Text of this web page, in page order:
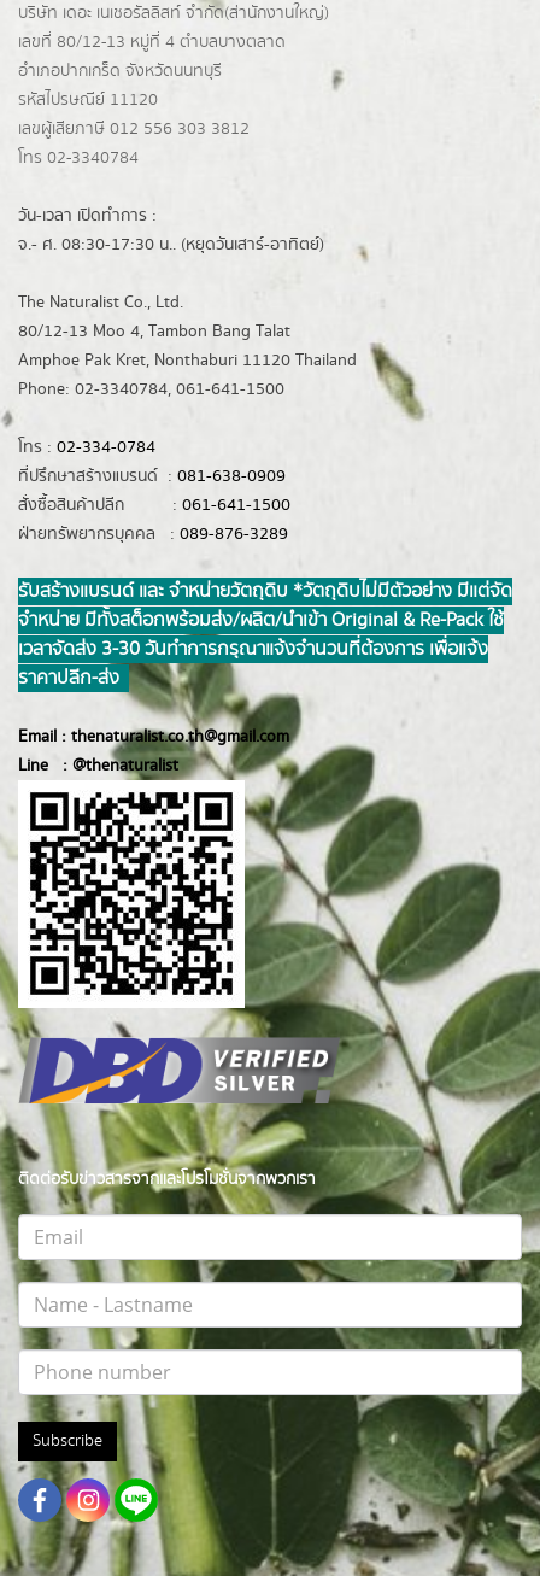
บริษัท เดอะ เนเชอรัลลิสท์ จำกัด(ส่านักงานใหญ่)
เลขที่ 80/12-13 หมู่ที่ 4 ตำบลบางตลาด
อำเภอปากเกร็ด จังหวัดนนทบุรี
รหัสไปรษณีย์ 11120
เลขผู้เสียภาษี 012 556 303 3812
โทร 02-3340784
วัน-เวลา เปิดทำการ :
จ.- ศ. 08:30-17:30 น.. (หยุดวันเสาร์-อาทิตย์)
The Naturalist Co., Ltd.
80/12-13 Moo 4, Tambon Bang Talat
Amphoe Pak Kret, Nonthaburi 11120 Thailand
Phone: 02-3340784, 061-641-1500
โทร : 02-334-0784
ที่ปรึกษาสร้างแบรนด์ : 081-638-0909
สั่งซื้อสินค้าปลีก : 061-641-1500
ฝ่ายทรัพยากรบุคคล : 089-876-3289
รับสร้างแบรนด์ และ จำหน่ายวัตถุดิบ *วัตถุดิบไม่มีตัวอย่าง มีแต่จัด
จำหน่าย มีทั้งสต็อกพร้อมส่ง/ผลิต/นำเข้า Original & Re-Pack ใช้
เวลาจัดส่ง 3-30 วันทำการ กรุณาแจ้งจำนวนที่ต้องการ เพื่อแจ้ง
ราคาปลีก-ส่ง
Email : thenaturalist.co.th@gmail.com
Line : @thenaturalist
ติดต่อรับข่าวสารจากและโปรโมชั่นจากพวกเรา
Subscribe